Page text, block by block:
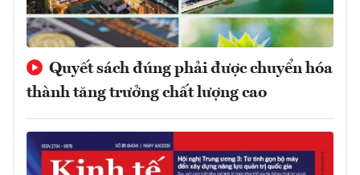
Quyết sách đúng phải được chuyển hóa
thành tăng trưởng chất lượng cao